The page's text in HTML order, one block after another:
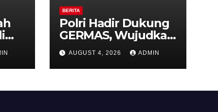
RI
BERITA
Polri Hadir Dukung
GERMAS, Wujudkan
Budaya Hidup Sehat
di Kecamatan
Pabelan
AUGUST 4, 2026 ADMIN